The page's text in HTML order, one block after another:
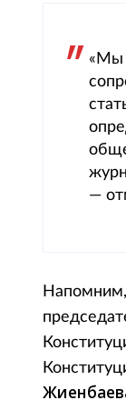
«Мы
—